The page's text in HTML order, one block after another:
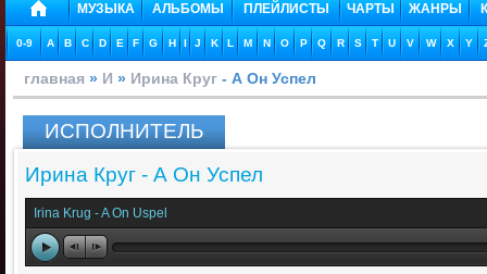
МУЗЫКА АЛЬБОМЫ ПЛЕЙЛИСТЫ ЧАРТЫ ЖАНРЫ
0-9 A B C D E F G H I J K L M N O P Q R S T U V W X Y
главная » И » Ирина Круг - А Он Успел
ИСПОЛНИТЕЛЬ
Ирина Круг - А Он Успел
Irina Krug - A On Uspel